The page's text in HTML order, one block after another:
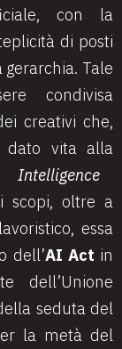
con la
di posti
Tale
condivisa
creativi che,
dato vita alla
scopi, oltre a
essa
dell’AI Act in
dell’Unione
seduta del
la metà del